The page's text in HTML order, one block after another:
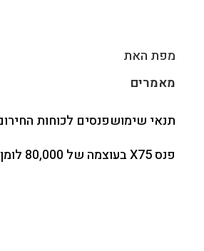
מפת האת
מאמרים
תנאי שימושפנסים לכוחות
פנס X75 בעוצמה של 80,000 לומן